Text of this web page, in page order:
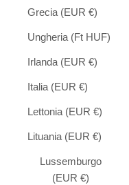
Grecia (EUR €)
Ungheria (Ft HUF)
Irlanda (EUR €)
Italia (EUR €)
Lettonia (EUR €)
Lituania (EUR €)
Lussemburgo
(EUR €)